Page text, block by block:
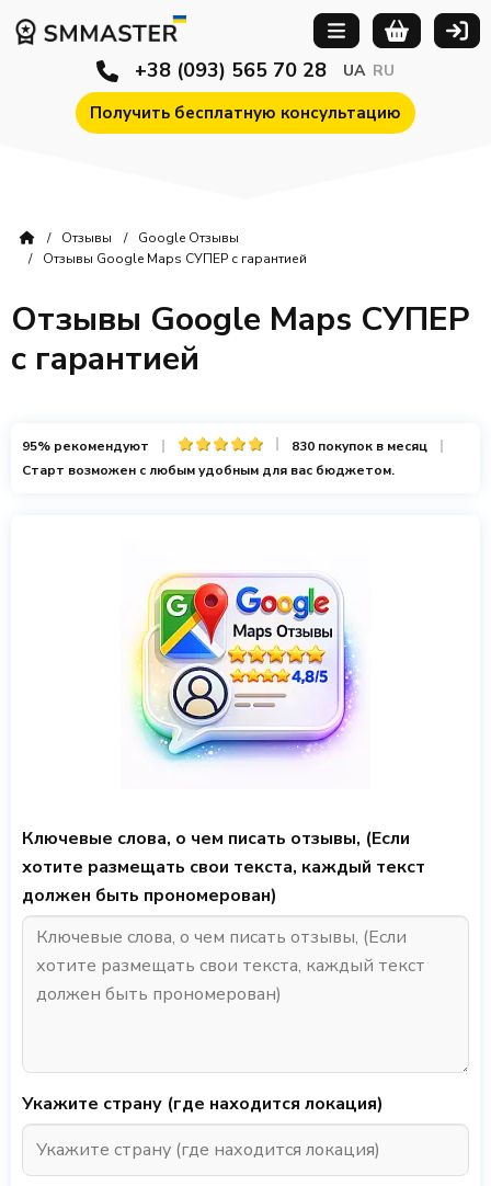
Получить бесплатную консультацию
+38 (093) 565 70 28 UA RU
Отзывы
Google Отзывы
Отзывы Google Maps СУПЕР с гарантией
Отзывы Google Maps СУПЕР
с гарантией
95% рекомендуют
830 покупок в месяц
Старт возможен с любым удобным для вас бюджетом.
Ключевые слова, о чем писать отзывы, (Если
хотите размещать свои текста, каждый текст
должен быть прономерован)
Укажите страну (где находится локация)